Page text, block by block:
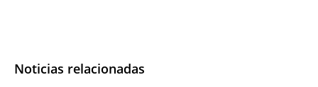
Noticias relacionadas